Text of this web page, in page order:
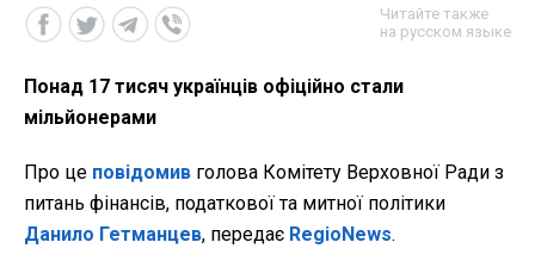
Читайте также
на русском языке
Понад 17 тисяч українців офіційно стали
мільйонерами
Про це повідомив голова Комітету Верховної Ради з
питань фінансів, податкової та митної політики
Данило Гетманцев, передає RegioNews.